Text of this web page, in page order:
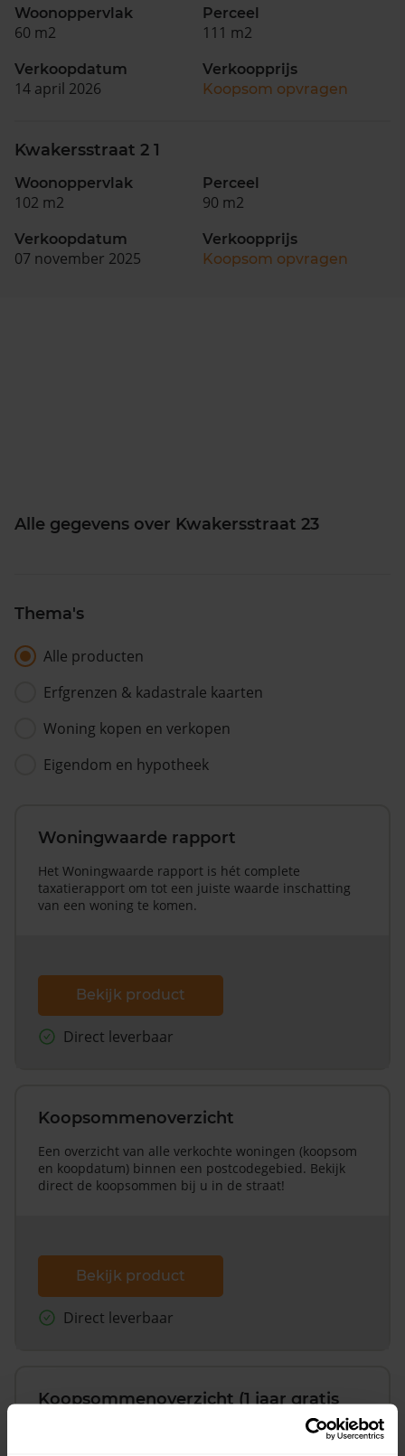
Woonoppervlak
60 m2
Perceel
111 m2
Verkoopdatum
14 april 2026
Verkoopprijs
Koopsom opvragen
Kwakersstraat 2 1
Woonoppervlak
102 m2
Perceel
90 m2
Verkoopdatum
07 november 2025
Verkoopprijs
Koopsom opvragen
Alle gegevens over Kwakersstraat 23
Thema's
Alle producten
Erfgrenzen & kadastrale kaarten
Woning kopen en verkopen
Eigendom en hypotheek
Woningwaarde rapport
Het Woningwaarde rapport is hét complete
taxatierapport om tot een juiste waarde inschatting
van een woning te komen.
Bekijk product
Direct leverbaar
Koopsommenoverzicht
Een overzicht van alle verkochte woningen (koopsom
en koopdatum) binnen een postcodegebied. Bekijk
direct de koopsommen bij u in de straat!
Bekijk product
Direct leverbaar
Koopsommenoverzicht (1 jaar gratis